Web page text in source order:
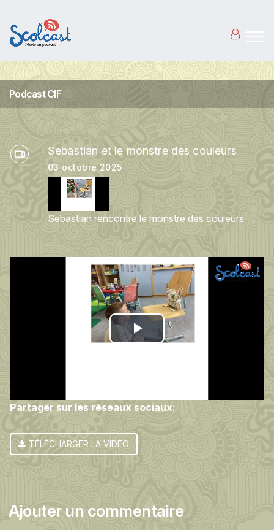
Podcast CIF
Sebastian et le monstre des couleurs
03 octobre 2025
Sebastian rencontre le monstre des couleurs
Play
Partager sur les réseaux sociaux:
TÉLÉCHARGER LA VIDÉO
Ajouter un commentaire